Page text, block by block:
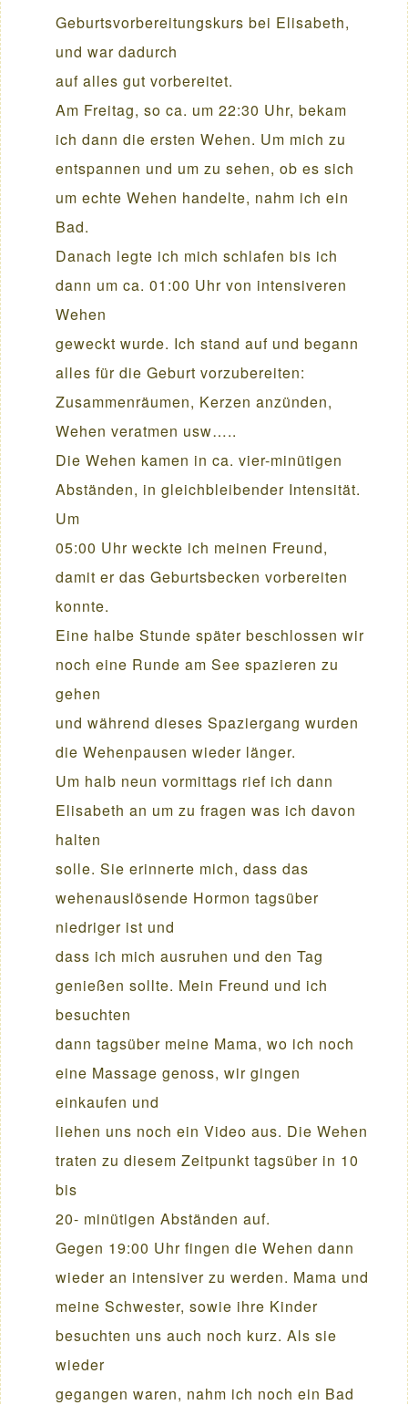
Geburtsvorbereitungskurs bei Elisabeth,
und war dadurch
auf alles gut vorbereitet.
Am Freitag, so ca. um 22:30 Uhr, bekam
ich dann die ersten Wehen. Um mich zu
entspannen und um zu sehen, ob es sich
um echte Wehen handelte, nahm ich ein
Bad.
Danach legte ich mich schlafen bis ich
dann um ca. 01:00 Uhr von intensiveren
Wehen
geweckt wurde. Ich stand auf und begann
alles für die Geburt vorzubereiten:
Zusammenräumen, Kerzen anzünden,
Wehen veratmen usw…..
Die Wehen kamen in ca. vier-minütigen
Abständen, in gleichbleibender Intensität.
Um
05:00 Uhr weckte ich meinen Freund,
damit er das Geburtsbecken vorbereiten
konnte.
Eine halbe Stunde später beschlossen wir
noch eine Runde am See spazieren zu
gehen
und während dieses Spaziergang wurden
die Wehenpausen wieder länger.
Um halb neun vormittags rief ich dann
Elisabeth an um zu fragen was ich davon
halten
solle. Sie erinnerte mich, dass das
wehenauslösende Hormon tagsüber
niedriger ist und
dass ich mich ausruhen und den Tag
genießen sollte. Mein Freund und ich
besuchten
dann tagsüber meine Mama, wo ich noch
eine Massage genoss, wir gingen
einkaufen und
liehen uns noch ein Video aus. Die Wehen
traten zu diesem Zeitpunkt tagsüber in 10
bis
20- minütigen Abständen auf.
Gegen 19:00 Uhr fingen die Wehen dann
wieder an intensiver zu werden. Mama und
meine Schwester, sowie ihre Kinder
besuchten uns auch noch kurz. Als sie
wieder
gegangen waren, nahm ich noch ein Bad